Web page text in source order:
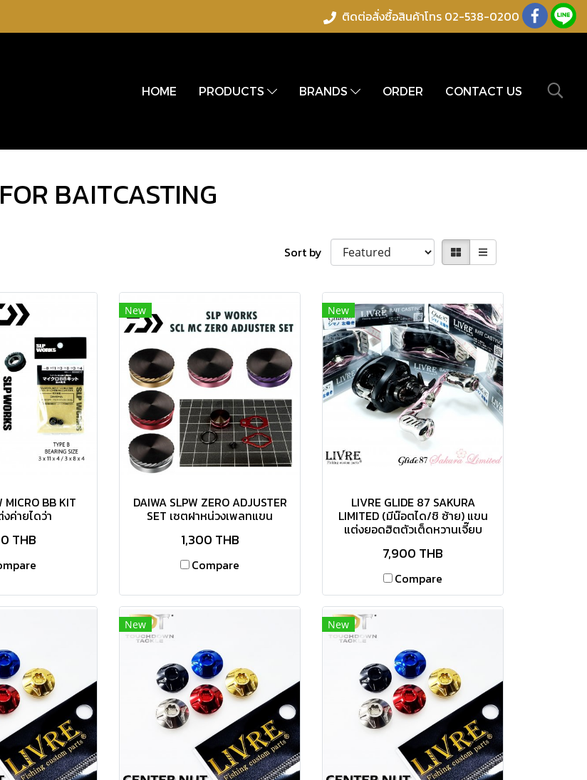
ติดต่อสั่งซื้อสินค้าโทร 02-538-0200
HOME PRODUCTS BRANDS ORDER CONTACT US
FOR BAITCASTING
Sort by
MICRO BB KIT
ค่ายไดว่า
THB
New
DAIWA SLPW ZERO ADJUSTER
SET เซตฝาหน่วงเพลทแขน
1,300 THB
Compare
New
LIVRE GLIDE 87 SAKURA
LIMITED (มีน๊อตได/ชิ ซ้าย) แขน
แต่งยอดฮิตตัวเต็ดหวานเจี๊ยบ
7,900 THB
Compare
New New